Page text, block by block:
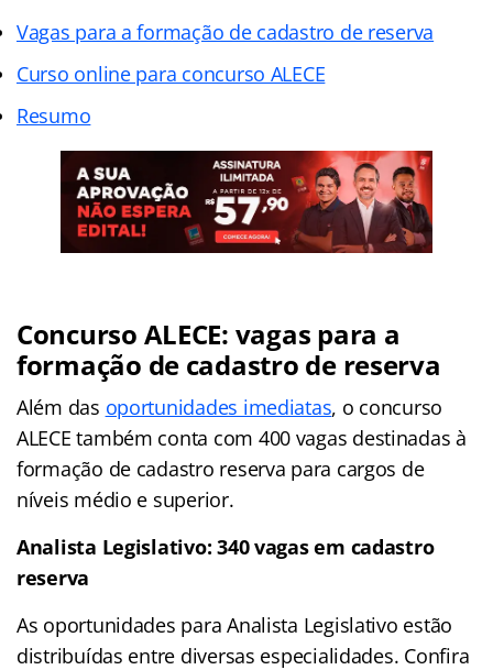
Vagas para a formação de cadastro de reserva
Curso online para concurso ALECE
Resumo
Concurso ALECE: vagas para a
formação de cadastro de reserva
Além das oportunidades imediatas, o concurso
ALECE também conta com 400 vagas destinadas à
formação de cadastro reserva para cargos de
níveis médio e superior.
Analista Legislativo: 340 vagas em cadastro
reserva
As oportunidades para Analista Legislativo estão
distribuídas entre diversas especialidades. Confira